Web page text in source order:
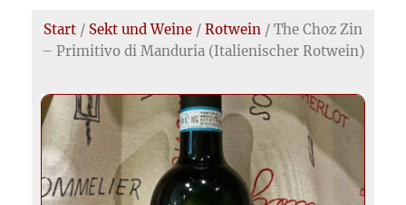
Start / Sekt und Weine / Rotwein / The Choz Zin
– Primitivo di Manduria (Italienischer Rotwein)